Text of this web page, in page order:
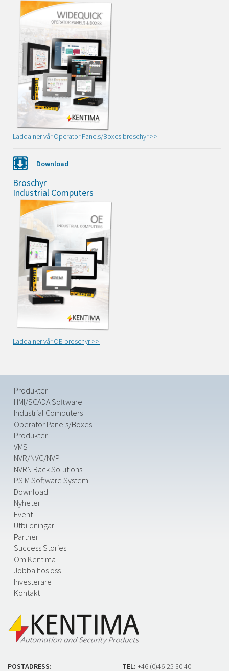
Ladda ner vår Operator Panels/Boxes broschyr >>
Download
Broschyr
Industrial Computers
Ladda ner vår OE-broschyr >>
Produkter
HMI/SCADA Software
Industrial Computers
Operator Panels/Boxes
Produkter
VMS
NVR/NVC/NVP
NVRN Rack Solutions
PSIM Software System
Download
Nyheter
Event
Utbildningar
Partner
Success Stories
Om Kentima
Jobba hos oss
Investerare
Kontakt
POSTADRESS: TEL: +46 (0)46-25 30 40